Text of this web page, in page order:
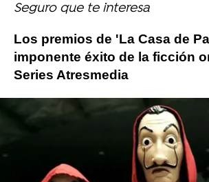
Seguro que te interesa
Los premios de 'La Casa de
imponente éxito de la ficción
Series Atresmedia
Más sobre este tema:
Premios Emmy